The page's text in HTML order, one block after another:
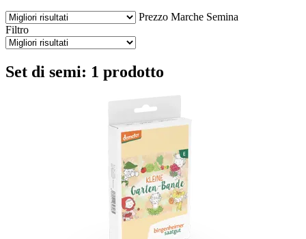
Prezzo Marche Semina
Filtro
Set di semi: 1 prodotto